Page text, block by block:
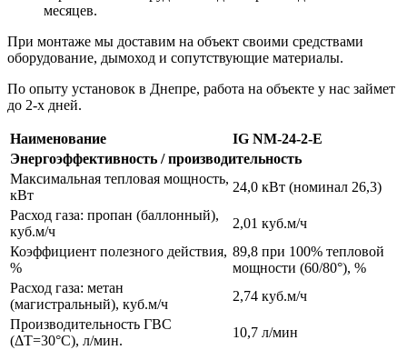
месяцев.
При монтаже мы доставим на объект своими средствами
оборудование, дымоход и сопутствующие материалы.
По опыту установок в Днепре, работа на объекте у нас займет
до 2-х дней.
Наименование
IG NM-24-2-Е
Энергоэффективность / производительность
Максимальная тепловая мощность,
кВт
24,0 кВт (номинал 26,3)
Расход газа: пропан (баллонный),
куб.м/ч
2,01 куб.м/ч
Коэффициент полезного действия,
%
89,8 при 100% тепловой
мощности (60/80°), %
Расход газа: метан
(магистральный), куб.м/ч
2,74 куб.м/ч
Производительность ГВС
(ΔT=30°C), л/мин.
10,7 л/мин